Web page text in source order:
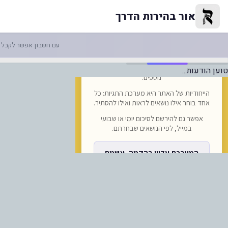
אישור להכנסת יין לקידוש
אור בהירות הדרך
עם חשבון אפשר לקבל
טוען הודעות...